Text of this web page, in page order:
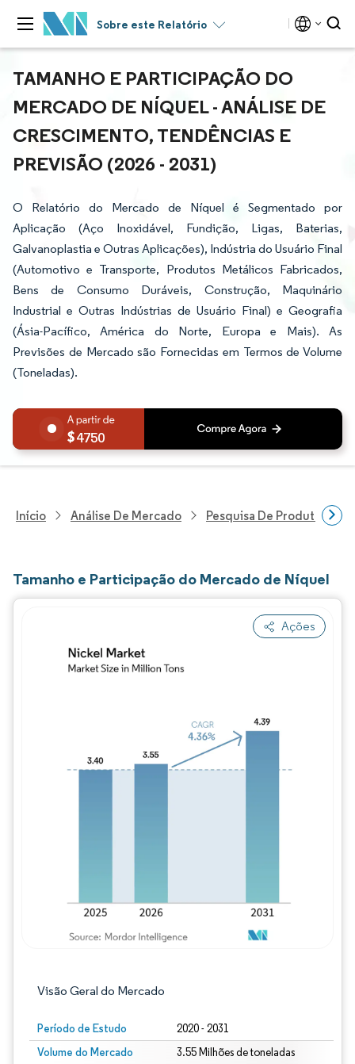
Sobre este Relatório
TAMANHO E PARTICIPAÇÃO DO
MERCADO DE NÍQUEL - ANÁLISE DE
CRESCIMENTO, TENDÊNCIAS E
PREVISÃO (2026 - 2031)
O Relatório do Mercado de Níquel é Segmentado por
Aplicação (Aço Inoxidável, Fundição, Ligas, Baterias,
Galvanoplastia e Outras Aplicações), Indústria do Usuário Final
(Automotivo e Transporte, Produtos Metálicos Fabricados,
Bens de Consumo Duráveis, Construção, Maquinário
Industrial e Outras Indústrias de Usuário Final) e Geografia
(Ásia-Pacífico, América do Norte, Europa e Mais). As
Previsões de Mercado são Fornecidas em Termos de Volume
(Toneladas).
4750
Início Análise De Mercado Pesquisa De Produtos
Tamanho e Participação do Mercado de Níquel
Ações
Visão Geral do Mercado
Período de Estudo 2020 - 2031
Volume do Mercado
3.55 Milhões de toneladas